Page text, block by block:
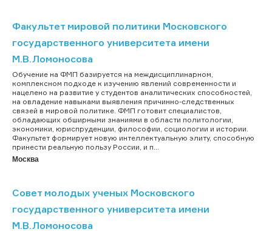
Факультет мировой политики Московского
государственного университета имени
М.В.Ломоносова
Обучение на ФМП базируется на междисциплинарном,
комплексном подходе к изучению явлений современности и
нацелено на развитие у студентов аналитических способностей,
на овладение навыками выявления причинно-следственных
связей в мировой политике. ФМП готовит специалистов,
обладающих обширными знаниями в области политологии,
экономики, юриспруденции, философии, социологии и истории.
Факультет формирует новую интеллектуальную элиту, способную
принести реальную пользу России, и п...
Москва
Совет молодых ученых Московского
государственного университета имени
М.В.Ломоносова